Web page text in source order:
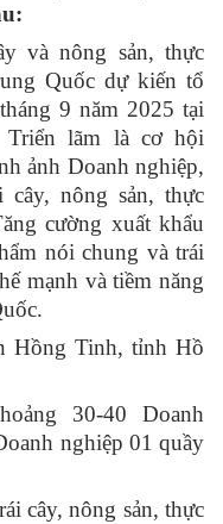
và nông sản, thực
Quốc dự kiến tổ
9 năm 2025 tại
lãm là cơ hội
ảnh Doanh nghiệp,
cây, nông sản, thực
cường xuất khẩu
nói chung và trái
mạnh và tiềm năng
Hồng Tinh, tỉnh Hồ
30-40 Doanh
nghiệp 01 quầy
cây, nông sản, thực